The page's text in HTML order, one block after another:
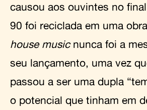
causou aos ouvintes no
90 foi reciclada em uma
house musicnunca foi a
seu lançamento, uma vez
passou a ser uma dupla
o potencial que tinham em